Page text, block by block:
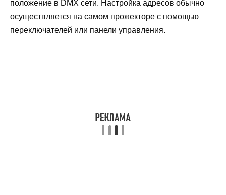
положение в DMX сети. Настройка адресов обычно
осуществляется на самом прожекторе с помощью
переключателей или панели управления.